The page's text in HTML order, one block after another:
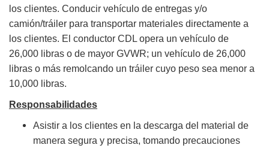
los clientes. Conducir vehículo de entregas y/o
camión/tráiler para transportar materiales directamente a
los clientes. El conductor CDL opera un vehículo de
26,000 libras o de mayor GVWR; un vehículo de 26,000
libras o más remolcando un tráiler cuyo peso sea menor a
10,000 libras.
Responsabilidades
Asistir a los clientes en la descarga del material de
manera segura y precisa, tomando precauciones